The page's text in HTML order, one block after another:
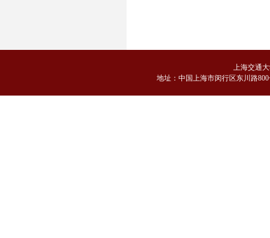
上海交通
地址：中国上海市闵行区东川路